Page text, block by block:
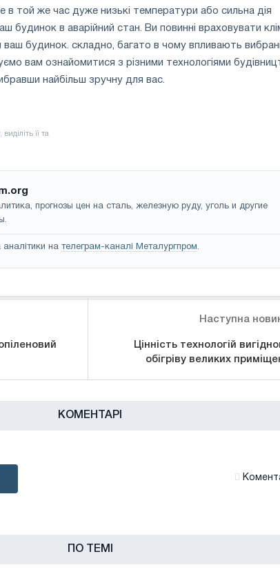
в той же час дуже низькі температури або сильна дія
будинок в аварійний стан. Ви повинні враховувати
ваш будинок. складно, багато в чому впливають вибрані
вам ознайомитися з різними технологіями
найбільш зручну для вас.
прогнозы цен на сталь, железную руду, уголь и другие
аналітики на телеграм-каналі Металургпром.
Наступна
Цінність технологій
обігріву великих
КОМЕНТАРІ
ПО ТЕМІ